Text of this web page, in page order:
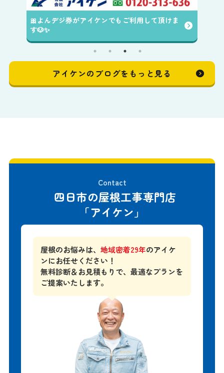
アイケンのブログをもっと見る
Contact
四日市の屋根工事専門店
「アイケン」
ンにお任せください！
無料診断＆お見積もりで、最適なプランを
ご提案いたします。
今すぐ相談！